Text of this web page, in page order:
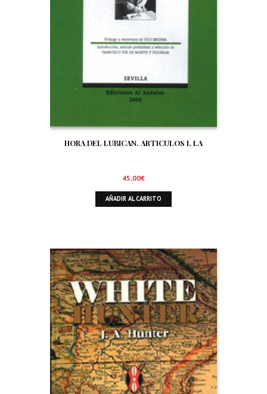
HORA DEL LUBICAN. ARTICULOS I, LA
45,00€
AÑADIR AL CARRITO